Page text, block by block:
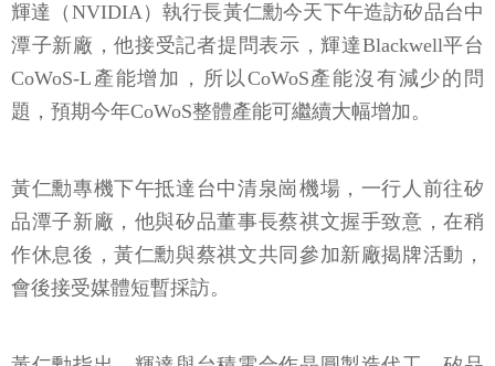
輝達（NVIDIA）執行長黃仁勳今天下午造訪矽品台中
潭子新廠，他接受記者提問表示，輝達Blackwell平台
CoWoS-L產能增加，所以CoWoS產能沒有減少的問
題，預期今年CoWoS整體產能可繼續大幅增加。
黃仁勳專機下午抵達台中清泉崗機場，一行人前往矽
品潭子新廠，他與矽品董事長蔡祺文握手致意，在稍
作休息後，黃仁勳與蔡祺文共同參加新廠揭牌活動，
會後接受媒體短暫採訪。